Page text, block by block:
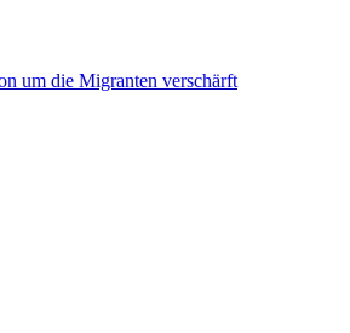
um die Migranten verschärft